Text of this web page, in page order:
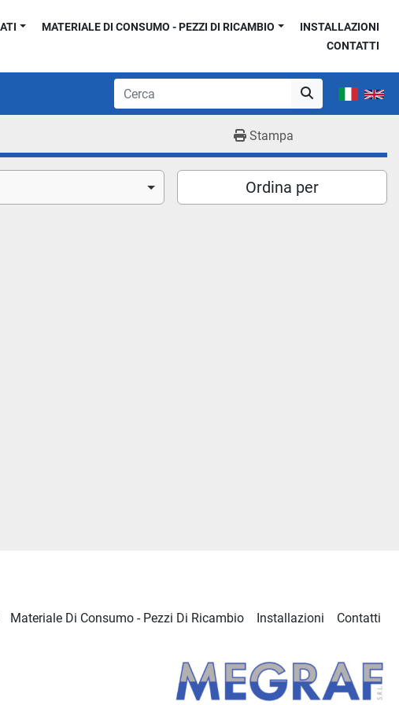
MATERIALE DI CONSUMO - PEZZI DI RICAMBIO
INSTALLAZIONI
CONTATTI
Stampa
Ordina per
Materiale Di Consumo - Pezzi Di Ricambio Installazioni Contatti